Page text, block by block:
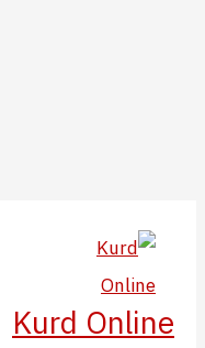
المحتوى
Kurd Online